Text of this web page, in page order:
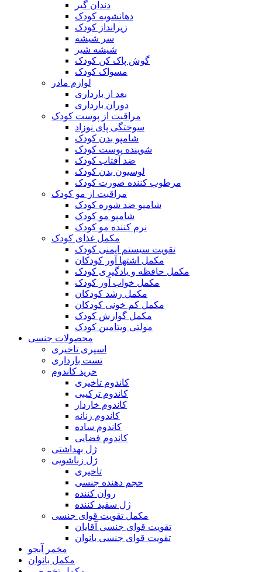
دندان گیر
دهانشویه کودک
زیرانداز کودک
سر شیشه
شیشه شیر
گوش پاک کن کودک
مسواک کودک
لوازم مادر
بعد از بارداری
دوران بارداری
مراقبت از پوست کودک
سوختگی پای نوزاد
شامپو بدن کودک
شوینده پوست کودک
ضد آفتاب کودک
لوسیون بدن کودک
مرطوب کننده صورت کودک
مراقبت از مو کودک
شامپو ضد شوره کودک
شامپو مو کودک
نرم کننده مو کودک
مکمل غذای کودک
تقویت سیستم ایمنی کودک
مکمل اشتها آور کودکان
مکمل حافظه و یادگیری کودک
مکمل خواب آور کودک
مکمل رشد کودکان
مکمل کم خونی کودکان
مکمل گوارش کودک
مولتی ویتامین کودک
محصولات جنسی
اسپری تاخیری
تست بارداری
خرید کاندوم
کاندوم تاخیری
کاندوم ترکیبی
کاندوم خاردار
کاندوم زنانه
کاندوم ساده
کاندوم فضایی
ژل بهداشتی
ژل زناشویی
تاخیری
حجم دهنده جنسی
روان کننده
ژل سفید کننده
مکمل تقویت قوای جنسی
تقویت قوای جنسی آقایان
تقویت قوای جنسی بانوان
مخمر آبجو
مکمل بانوان